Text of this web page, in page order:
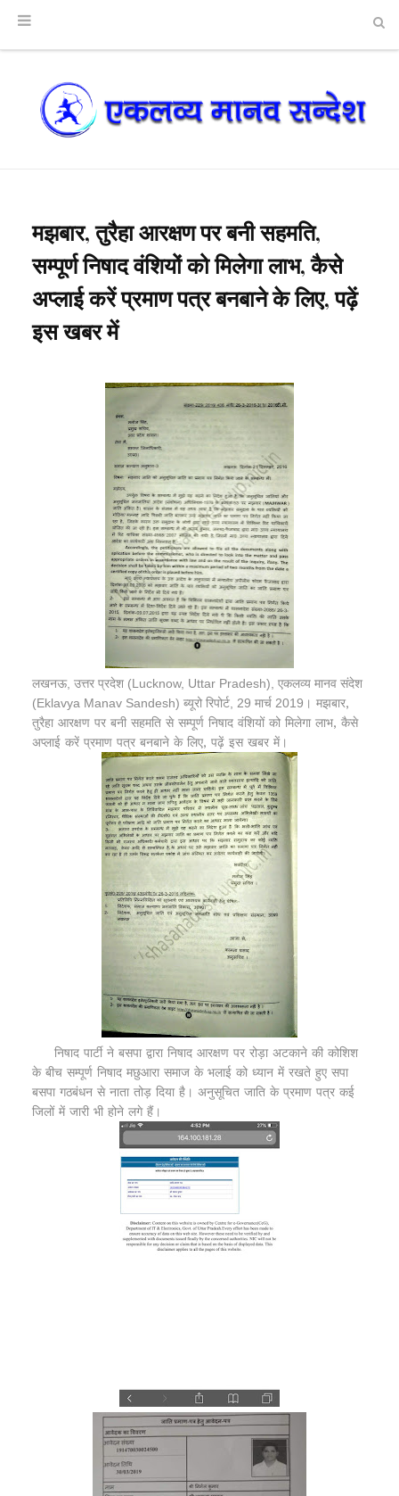
मझबार, तुरैहा आरक्षण पर बनी सहमति,
सम्पूर्ण निषाद वंशियों को मिलेगा लाभ, कैसे
अप्लाई करें प्रमाण पत्र बनबाने के लिए, पढ़ें
इस खबर में
लखनऊ, उत्तर प्रदेश (Lucknow, Uttar Pradesh), एकलव्य मानव संदेश
(Eklavya Manav Sandesh) ब्यूरो रिपोर्ट, 29 मार्च 2019। मझबार,
तुरैहा आरक्षण पर बनी सहमति से सम्पूर्ण निषाद वंशियों को मिलेगा लाभ, कैसे
अप्लाई करें प्रमाण पत्र बनबाने के लिए, पढ़ें इस खबर में।
निषाद पार्टी ने बसपा द्वारा निषाद आरक्षण पर रोड़ा अटकाने की कोशिश
के बीच सम्पूर्ण निषाद मछुआरा समाज के भलाई को ध्यान में रखते हुए सपा
बसपा गठबंधन से नाता तोड़ दिया है। अनुसूचित जाति के प्रमाण पत्र कई
जिलों में जारी भी होने लगे हैं।